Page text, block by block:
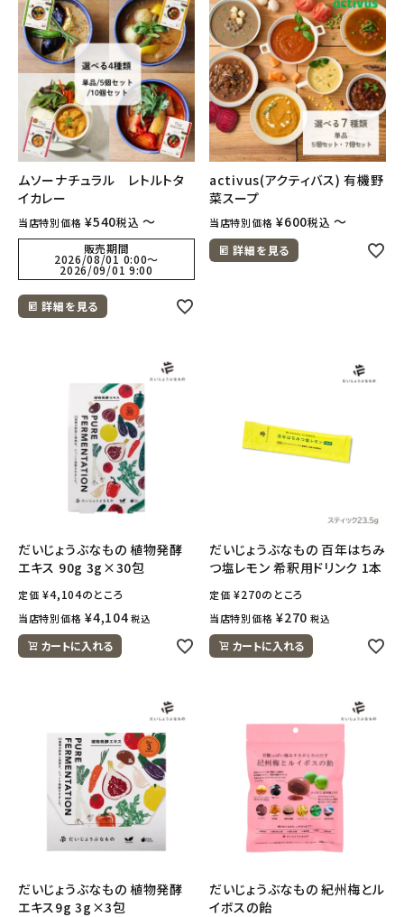
コラム・スタッフのおすすめ
ご利用ガイド等
アカウント情報
ようこそ ゲスト 様
meeting_room ログイン 会員登録
ムソーナチュラル レトルトタ
イカレー
当店特別価格 ¥540税込 〜
販売期間
2026/08/01 0:00〜
2026/09/01 9:00
詳細を見る
activus(アクティバス) 有機野
菜スープ
当店特別価格 ¥600税込 〜
詳細を見る
だいじょうぶなもの 植物発酵
エキス 90g 3g×30包
定価 ¥4,104のところ
当店特別価格 ¥4,104 税込
カートに入れる
だいじょうぶなもの 百年はちみ
つ塩レモン 希釈用ドリンク 1本
定価 ¥270のところ
当店特別価格 ¥270 税込
カートに入れる
だいじょうぶなもの 植物発酵
エキス9g 3g×3包
だいじょうぶなもの 紀州梅とル
イボスの飴